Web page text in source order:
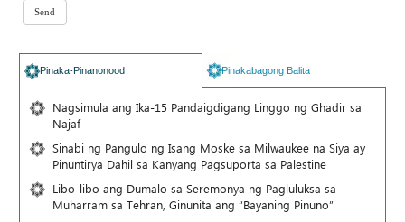
Pinaka-Pinanonood Pinakabagong Balita
Nagsimula ang Ika-15 Pandaigdigang Linggo ng Ghadir sa
Najaf
Sinabi ng Pangulo ng Isang Moske sa Milwaukee na Siya ay
Pinuntirya Dahil sa Kanyang Pagsuporta sa Palestine
Libo-libo ang Dumalo sa Seremonya ng Pagluluksa sa
Muharram sa Tehran, Ginunita ang “Bayaning Pinuno”